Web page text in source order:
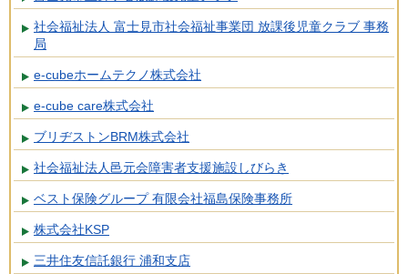
社会福祉法人 富士見市社会福祉事業団 放課後児童クラブ 事務
局
e-cubeホームテクノ株式会社
e-cube care株式会社
ブリヂストンBRM株式会社
社会福祉法人邑元会障害者支援施設しびらき
ベスト保険グループ 有限会社福島保険事務所
株式会社KSP
三井住友信託銀行 浦和支店